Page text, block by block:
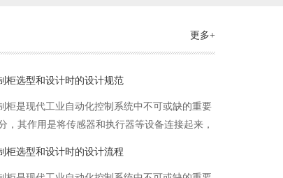
更多+
柜选型和设计时的设计规范
柜是现代工业自动化控制系统中不可或缺的重要
，其作用是将传感器和执行器等设备连接起来，
柜选型和设计时的设计流程